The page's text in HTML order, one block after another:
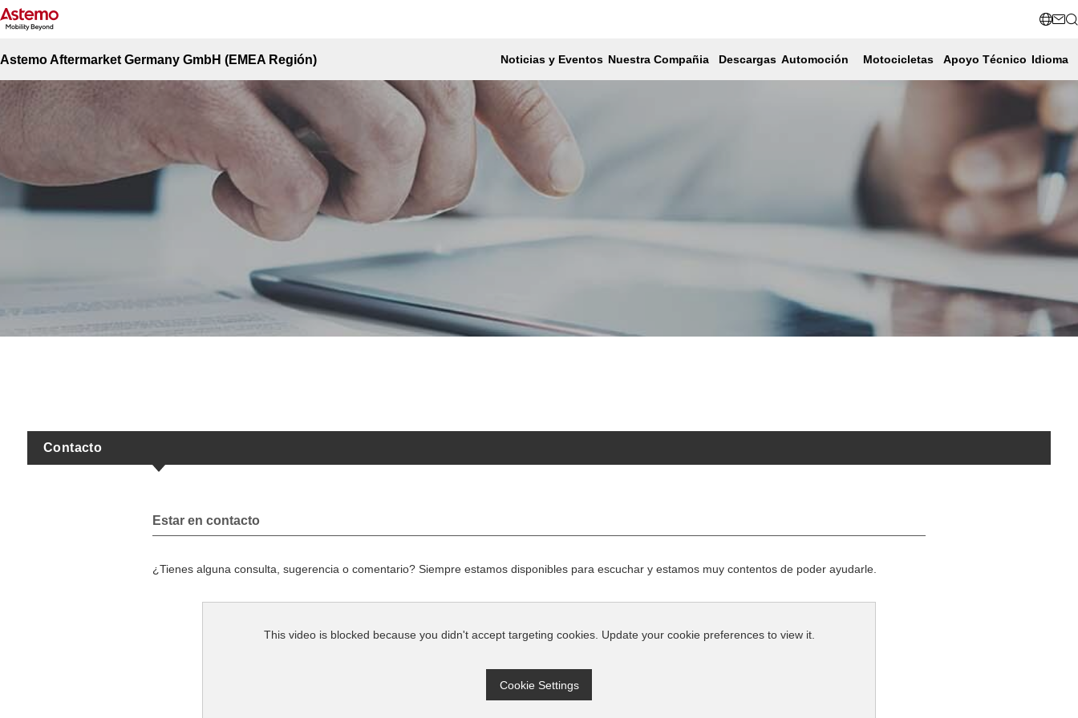
Astemo Aftermarket Germany GmbH (EMEA Región) Noticias y Eventos Nuestra Compañia Descargas Automoción Motocicletas Apoyo Técnico Idioma
Contacto
Top del sitio
Contacto
Estar en contacto
¿Tienes alguna consulta, sugerencia o comentario? Siempre estamos disponibles para escuchar y estamos muy contentos de poder ayudarle.
This video is blocked because you didn't accept targeting cookies. Update your cookie preferences to view it.
Cookie Settings